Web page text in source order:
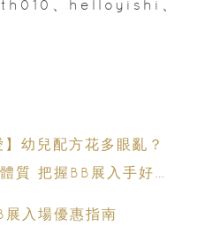
、helloyishi、
】幼兒配方花多眼亂？
質 把握BB展入手好
入場優惠指南